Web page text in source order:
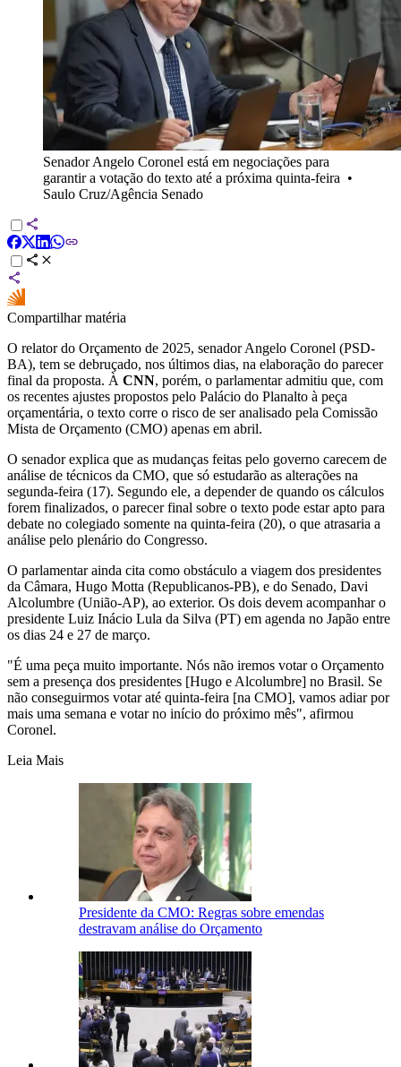
Senador Angelo Coronel está em negociações para
garantir a votação do texto até a próxima quinta-feira •
Saulo Cruz/Agência Senado
Compartilhar matéria
O relator do Orçamento de 2025, senador Angelo Coronel (PSD-
BA), tem se debruçado, nos últimos dias, na elaboração do parecer
final da proposta. À CNN, porém, o parlamentar admitiu que, com
os recentes ajustes propostos pelo Palácio do Planalto à peça
orçamentária, o texto corre o risco de ser analisado pela Comissão
Mista de Orçamento (CMO) apenas em abril.
O senador explica que as mudanças feitas pelo governo carecem de
análise de técnicos da CMO, que só estudarão as alterações na
segunda-feira (17). Segundo ele, a depender de quando os cálculos
forem finalizados, o parecer final sobre o texto pode estar apto para
debate no colegiado somente na quinta-feira (20), o que atrasaria a
análise pelo plenário do Congresso.
O parlamentar ainda cita como obstáculo a viagem dos presidentes
da Câmara, Hugo Motta (Republicanos-PB), e do Senado, Davi
Alcolumbre (União-AP), ao exterior. Os dois devem acompanhar o
presidente Luiz Inácio Lula da Silva (PT) em agenda no Japão entre
os dias 24 e 27 de março.
"É uma peça muito importante. Nós não iremos votar o Orçamento
sem a presença dos presidentes [Hugo e Alcolumbre] no Brasil. Se
não conseguirmos votar até quinta-feira [na CMO], vamos adiar por
mais uma semana e votar no início do próximo mês", afirmou
Coronel.
Leia Mais
Presidente da CMO: Regras sobre emendas
destravam análise do Orçamento